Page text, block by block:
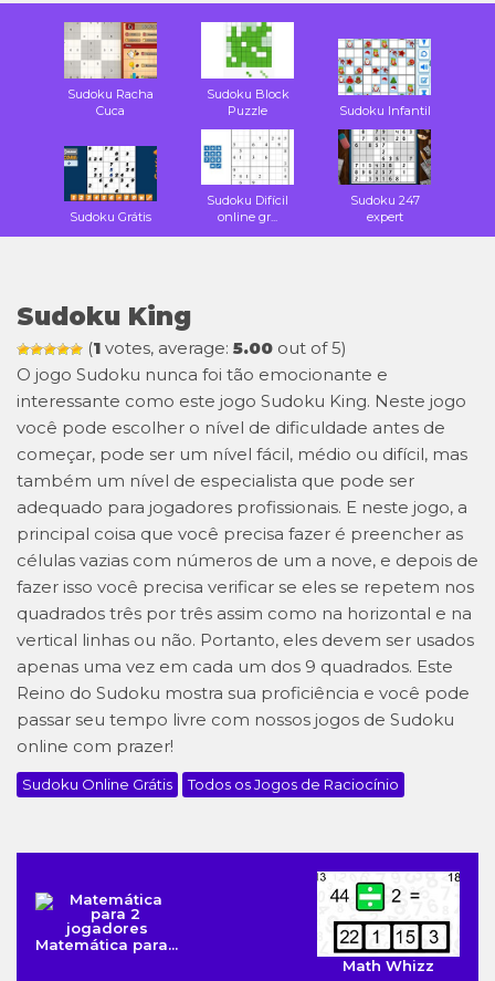
Sudoku Racha
Cuca
Sudoku Block
Puzzle
Sudoku Infantil
Sudoku Grátis
Sudoku Difícil
online gr...
Sudoku 247
expert
Sudoku King
(1 votes, average: 5.00 out of 5)
O jogo Sudoku nunca foi tão emocionante e
interessante como este jogo Sudoku King. Neste jogo
você pode escolher o nível de dificuldade antes de
começar, pode ser um nível fácil, médio ou difícil, mas
também um nível de especialista que pode ser
adequado para jogadores profissionais. E neste jogo, a
principal coisa que você precisa fazer é preencher as
células vazias com números de um a nove, e depois de
fazer isso você precisa verificar se eles se repetem nos
quadrados três por três assim como na horizontal e na
vertical linhas ou não. Portanto, eles devem ser usados
apenas uma vez em cada um dos 9 quadrados. Este
Reino do Sudoku mostra sua proficiência e você pode
passar seu tempo livre com nossos jogos de Sudoku
online com prazer!
Sudoku Online Grátis Todos os Jogos de Raciocínio
Matemática para...
Math Whizz